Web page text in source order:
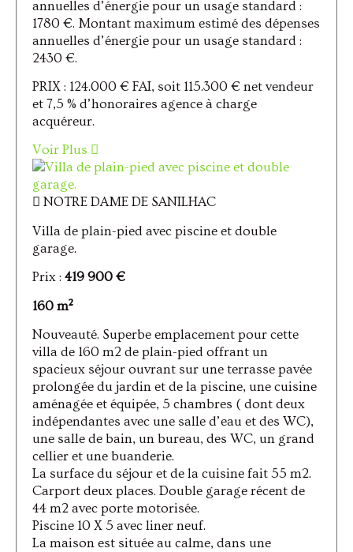
annuelles d’énergie pour un usage standard :
1780 €. Montant maximum estimé des dépenses
annuelles d’énergie pour un usage standard :
2430 €.
PRIX : 124.000 € FAI, soit 115.300 € net vendeur
et 7,5 % d’honoraires agence à charge
acquéreur.
Voir Plus
NOTRE DAME DE SANILHAC
Villa de plain-pied avec piscine et double
garage.
Prix : 419 900 €
160 m²
Nouveauté. Superbe emplacement pour cette
villa de 160 m2 de plain-pied offrant un
spacieux séjour ouvrant sur une terrasse pavée
prolongée du jardin et de la piscine, une cuisine
aménagée et équipée, 5 chambres ( dont deux
indépendantes avec une salle d’eau et des WC),
une salle de bain, un bureau, des WC, un grand
cellier et une buanderie.
La surface du séjour et de la cuisine fait 55 m2.
Carport deux places. Double garage récent de
44 m2 avec porte motorisée.
Piscine 10 X 5 avec liner neuf.
La maison est située au calme, dans une